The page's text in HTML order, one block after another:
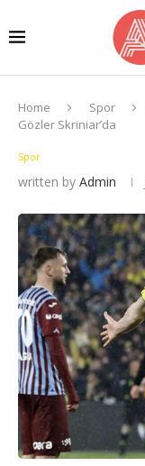
Home Spor
Gözler Skriniar’da
Spor
written by Admin